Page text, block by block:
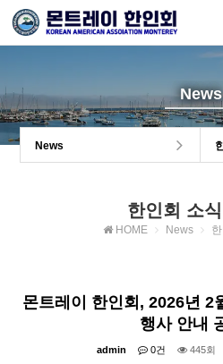
News
News
한인회 소
HOME News
몬트레이 한인회, 2026년 2
행사 안내
admin 0건 445회